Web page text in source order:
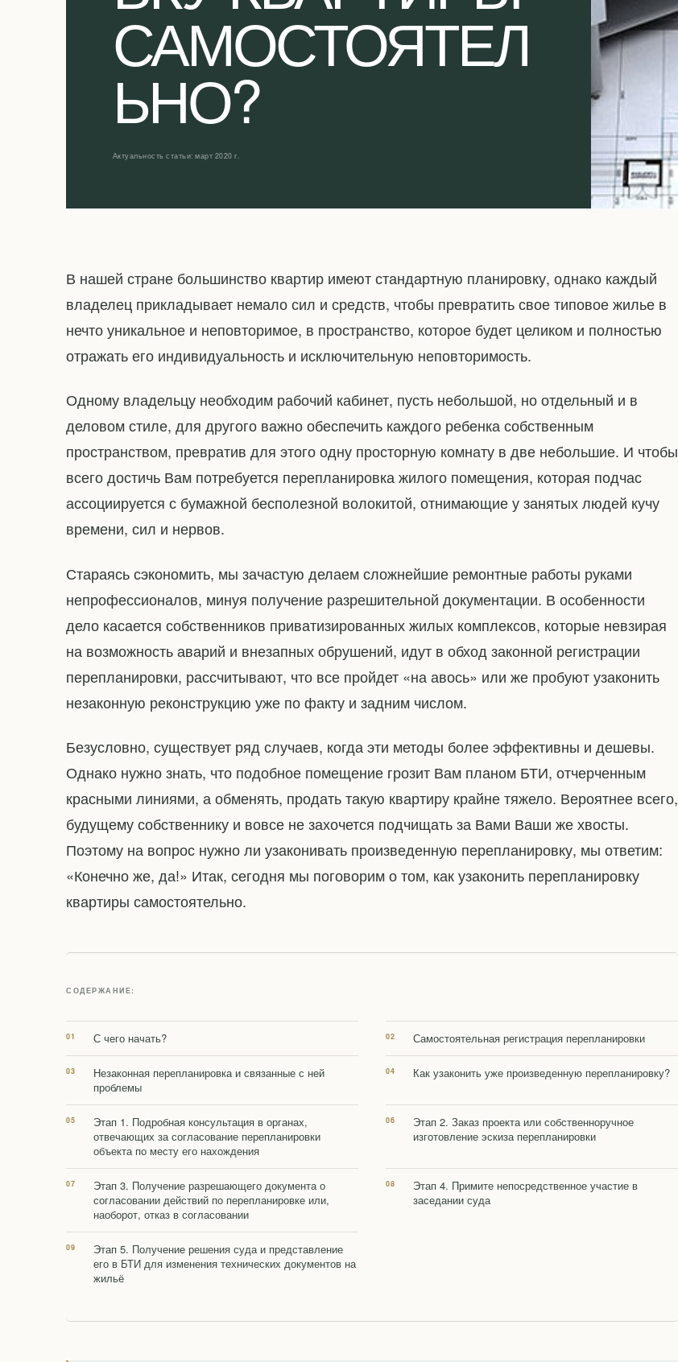
САМОСТОЯТЕЛ
ЬНО?
Актуальность статьи: март 2020 г.
В нашей стране большинство квартир имеют стандартную планировку, однако каждый
владелец прикладывает немало сил и средств, чтобы превратить свое типовое жилье в
нечто уникальное и неповторимое, в пространство, которое будет целиком и полностью
отражать его индивидуальность и исключительную неповторимость.
Одному владельцу необходим рабочий кабинет, пусть небольшой, но отдельный и в
деловом стиле, для другого важно обеспечить каждого ребенка собственным
пространством, превратив для этого одну просторную комнату в две небольшие. И чтобы
всего достичь Вам потребуется перепланировка жилого помещения, которая подчас
ассоциируется с бумажной бесполезной волокитой, отнимающие у занятых людей кучу
времени, сил и нервов.
Стараясь сэкономить, мы зачастую делаем сложнейшие ремонтные работы руками
непрофессионалов, минуя получение разрешительной документации. В особенности
дело касается собственников приватизированных жилых комплексов, которые невзирая
на возможность аварий и внезапных обрушений, идут в обход законной регистрации
перепланировки, рассчитывают, что все пройдет «на авось» или же пробуют узаконить
незаконную реконструкцию уже по факту и задним числом.
Безусловно, существует ряд случаев, когда эти методы более эффективны и дешевы.
Однако нужно знать, что подобное помещение грозит Вам планом БТИ, отчерченным
красными линиями, а обменять, продать такую квартиру крайне тяжело. Вероятнее всего,
будущему собственнику и вовсе не захочется подчищать за Вами Ваши же хвосты.
Поэтому на вопрос нужно ли узаконивать произведенную перепланировку, мы ответим:
«Конечно же, да!» Итак, сегодня мы поговорим о том, как узаконить перепланировку
квартиры самостоятельно.
СОДЕРЖАНИЕ:
С чего начать? Самостоятельная регистрация перепланировки
Незаконная перепланировка и связанные с ней
проблемы
Как узаконить уже произведенную перепланировку?
Этап 1. Подробная консультация в органах,
отвечающих за согласование перепланировки
объекта по месту его нахождения
Этап 2. Заказ проекта или собственноручное
изготовление эскиза перепланировки
Этап 3. Получение разрешающего документа о
согласовании действий по перепланировке или,
наоборот, отказ в согласовании
Этап 4. Примите непосредственное участие в
заседании суда
Этап 5. Получение решения суда и представление
его в БТИ для изменения технических документов на
жильё